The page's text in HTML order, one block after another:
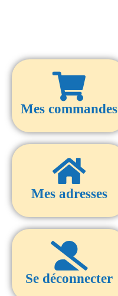
Mes commandes
Mes adresses
Se déconnecter